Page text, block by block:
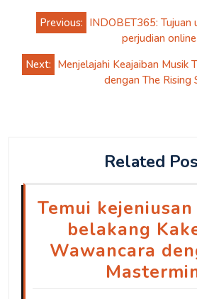
Post
navigation
Previous: INDOBET365:
perjudian online
Next: Menjelajahi Keajaiban Musik
dengan The Rising
Related
Temui
belakang
Wawancara